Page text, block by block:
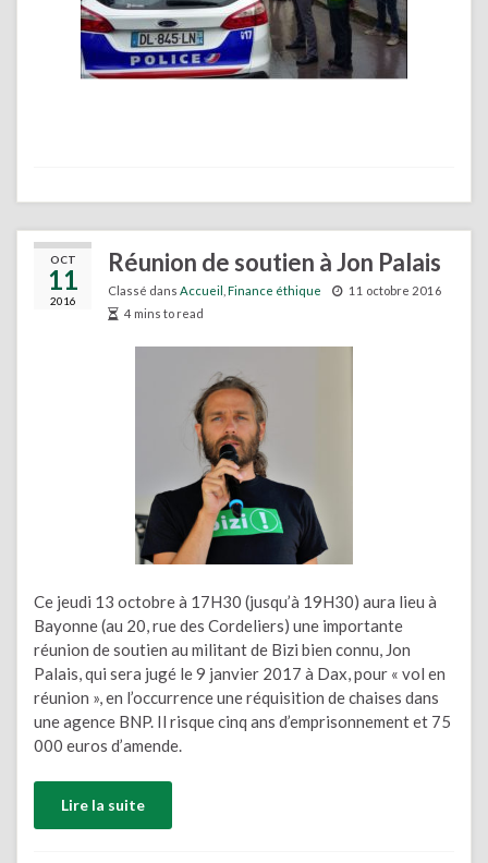
OCT
11
2016
Réunion de soutien à Jon Palais
Classé dans Accueil Finance éthique
11 octobre 2016
4 mins to read
Ce jeudi 13 octobre à 17H30 (jusqu’à 19H30) aura lieu à
Bayonne (au 20, rue des Cordeliers) une importante
réunion de soutien au militant de Bizi bien connu, Jon
Palais, qui sera jugé le 9 janvier 2017 à Dax, pour « vol en
réunion », en l’occurrence une réquisition de chaises dans
une agence BNP. Il risque cinq ans d’emprisonnement et 75
000 euros d’amende.
Lire la suite